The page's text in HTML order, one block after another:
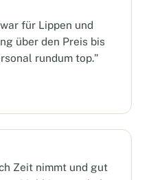
für Lippen und
über den Preis bis
rundum top."
Zeit nimmt und gut